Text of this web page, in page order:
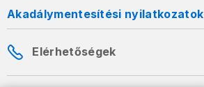
Akadálymentesítési nyilatkozatok
Elérhetőségek